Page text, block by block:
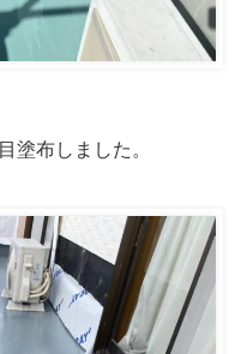
塗布しました。